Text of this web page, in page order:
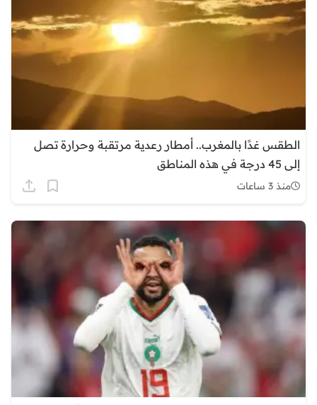
الطقس غدًا بالمغرب.. أمطار رعدية مرتقبة وحرارة تصل
إلى 45 درجة في هذه المناطق
منذ 3 ساعات